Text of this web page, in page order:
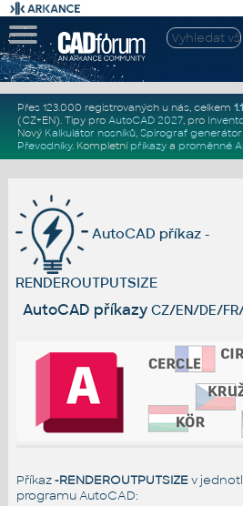
Přes 123.000 registrovaných u nás, celkem
(CZ+EN). Tipy pro AutoCAD 2027, pro
Nový Kalkulátor nosníků, Spirograf generátor
Převodníky. Kompletní příkazya proměnné
AutoCAD příkaz -
RENDEROUTPUTSIZE
AutoCAD příkazy CZ/EN/DE/
Příkaz-RENDEROUTPUTSIZEv
programu AutoCAD: